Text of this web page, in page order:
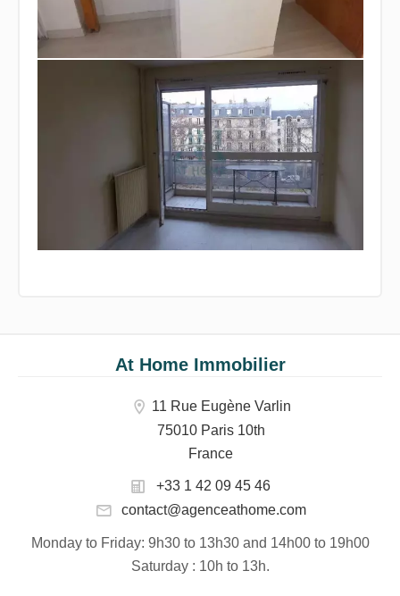
At Home Immobilier
11 Rue Eugène Varlin
75010 Paris 10th
France
+33 1 42 09 45 46
contact@agenceathome.com
Monday to Friday: 9h30 to 13h30 and 14h00 to 19h00
Saturday : 10h to 13h.